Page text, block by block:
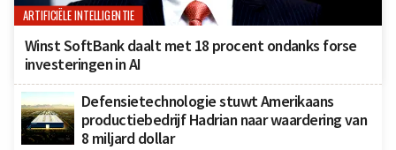
ARTIFICIËLE INTELLIGENTIE
Winst SoftBank daalt met 18 procent ondanks forse
investeringen in AI
Defensietechnologie stuwt Amerikaans
productiebedrijf Hadrian naar waardering van
8 miljard dollar